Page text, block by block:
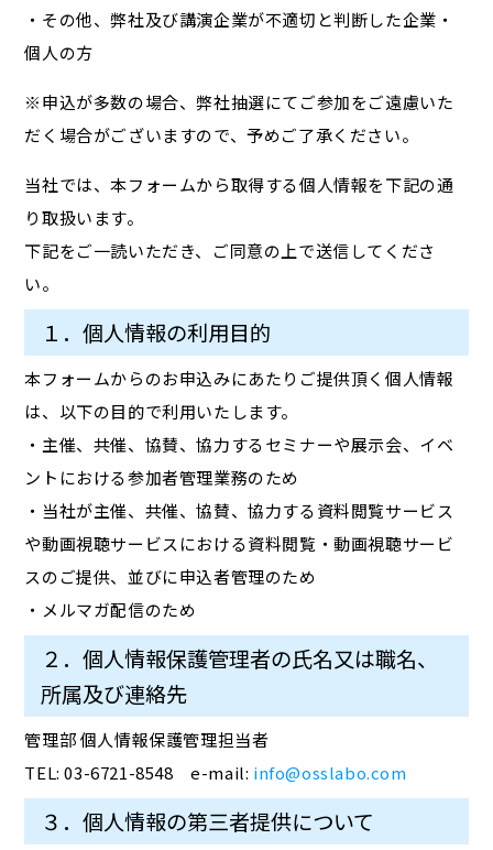
・その他、弊社及び講演企業が不適切と判断した企業・
個人の方
※申込が多数の場合、弊社抽選にてご参加をご遠慮いた
だく場合がございますので、予めご了承ください。
当社では、本フォームから取得する個人情報を下記の通
り取扱います。
下記をご一読いただき、ご同意の上で送信してくださ
い。
１．個人情報の利用目的
本フォームからのお申込みにあたりご提供頂く個人情報
は、以下の目的で利用いたします。
・主催、共催、協賛、協力するセミナーや展示会、イベ
ントにおける参加者管理業務のため
・当社が主催、共催、協賛、協力する資料閲覧サービス
や動画視聴サービスにおける資料閲覧・動画視聴サービ
スのご提供、並びに申込者管理のため
・メルマガ配信のため
２．個人情報保護管理者の氏名又は職名、
所属及び連絡先
管理部 個人情報保護管理担当者
TEL: 03-6721-8548 e-mail: info@osslabo.com
３．個人情報の第三者提供について